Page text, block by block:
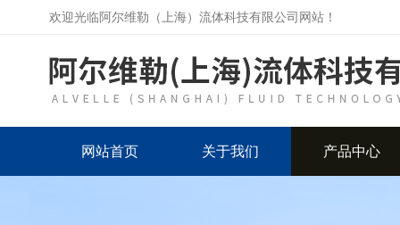
欢迎光临阿尔维勒（上海）流体科技有限公司网站！
网站首页 关于我们 产品中心